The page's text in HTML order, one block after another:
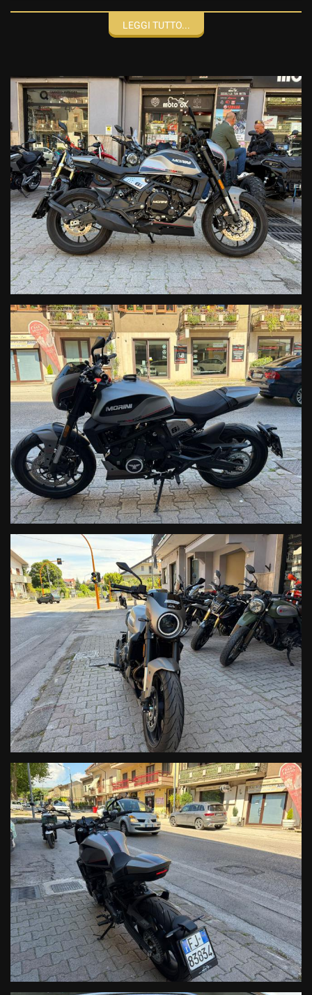
enfatizzato da una linea pulita e armoniosa, accattivante e
all’avanguardia. Lo stile di guida dinamico preciso e genuino
Realizzata con materiali di pregio è la giusta combinazione tra
sicurezza sportività eleganza e divertimento.
Finanziamenti personalizzati. Spedizione in tutta Italia.
LEGGI TUTTO...